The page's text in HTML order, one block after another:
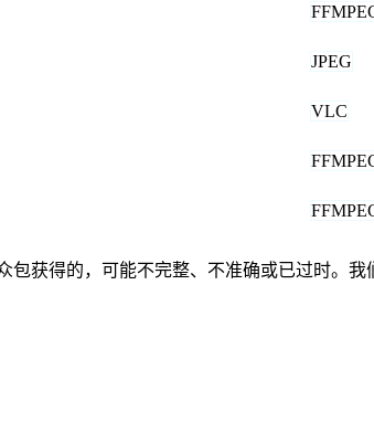
JPEG
VLC
包获得的，可能不完整、不准确或已过时。